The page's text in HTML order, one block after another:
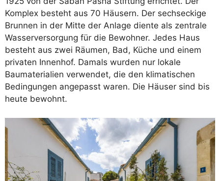
Komplex besteht aus 70 Häusern. Der sechseckige
Brunnen in der Mitte der Anlage diente als zentrale
Wasserversorgung für die Bewohner. Jedes Haus
besteht aus zwei Räumen, Bad, Küche und einem
privaten Innenhof. Damals wurden nur lokale
Baumaterialien verwendet, die den klimatischen
Bedingungen angepasst waren. Die Häuser sind bis
heute bewohnt.